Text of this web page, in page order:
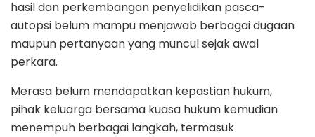
hasil dan perkembangan penyelidikan pasca-
autopsi belum mampu menjawab berbagai dugaan
maupun pertanyaan yang muncul sejak awal
perkara.
Merasa belum mendapatkan kepastian hukum,
pihak keluarga bersama kuasa hukum kemudian
menempuh berbagai langkah, termasuk